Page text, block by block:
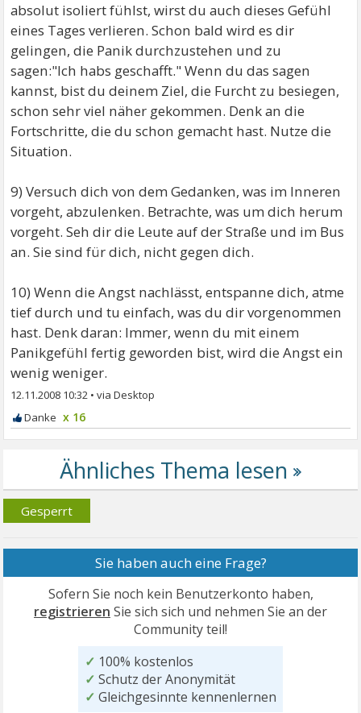
absolut isoliert fühlst, wirst du auch dieses Gefühl
eines Tages verlieren. Schon bald wird es dir
gelingen, die Panik durchzustehen und zu
sagen:"Ich habs geschafft." Wenn du das sagen
kannst, bist du deinem Ziel, die Furcht zu besiegen,
schon sehr viel näher gekommen. Denk an die
Fortschritte, die du schon gemacht hast. Nutze die
Situation.
9) Versuch dich von dem Gedanken, was im Inneren
vorgeht, abzulenken. Betrachte, was um dich herum
vorgeht. Seh dir die Leute auf der Straße und im Bus
an. Sie sind für dich, nicht gegen dich.
10) Wenn die Angst nachlässt, entspanne dich, atme
tief durch und tu einfach, was du dir vorgenommen
hast. Denk daran: Immer, wenn du mit einem
Panikgefühl fertig geworden bist, wird die Angst ein
wenig weniger.
12.11.2008 10:32 •
x 16
Gesperrt
Sie haben auch eine Frage?
Sofern Sie noch kein Benutzerkonto haben,
registrieren Sie sich sich und nehmen Sie an der
Community teil!
✓ 100% kostenlos
✓ Schutz der Anonymität
✓ Gleichgesinnte kennenlernen